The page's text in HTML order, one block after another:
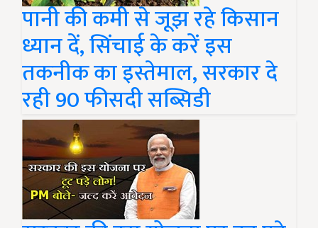
पानी की कमी से जूझ रहे किसान
ध्यान दें, सिंचाई के करें इस
तकनीक का इस्तेमाल, सरकार दे
रही 90 फीसदी सब्सिडी